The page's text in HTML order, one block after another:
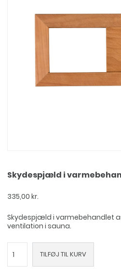
Skydespjæld i
335,00 kr.
Skydespjæld i varmebehandlet
ventilation i sauna.
varmebehandlet
TILFØJ TIL KURV